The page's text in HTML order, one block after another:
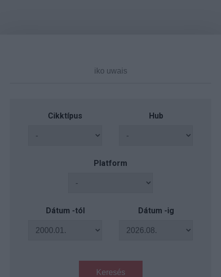
Cikktípus Hub
Platform
Dátum -tól Dátum -ig
Keresés